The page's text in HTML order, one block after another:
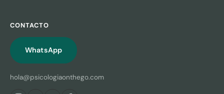
CONTACTO
WhatsApp
hola@psicologiaonthego.com